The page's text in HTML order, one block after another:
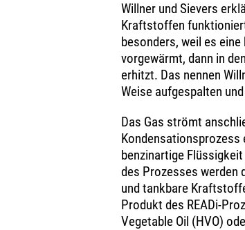
Willner und Sievers
Kraftstoffen
besonders, weil es
vorgewärmt, dann in
erhitzt. Das nennen
Weise aufgespalten
Das Gas strömt
benzinartige
des Prozesses werden
und tankbare
Produkt des READi-
Vegetable Oil (HVO)